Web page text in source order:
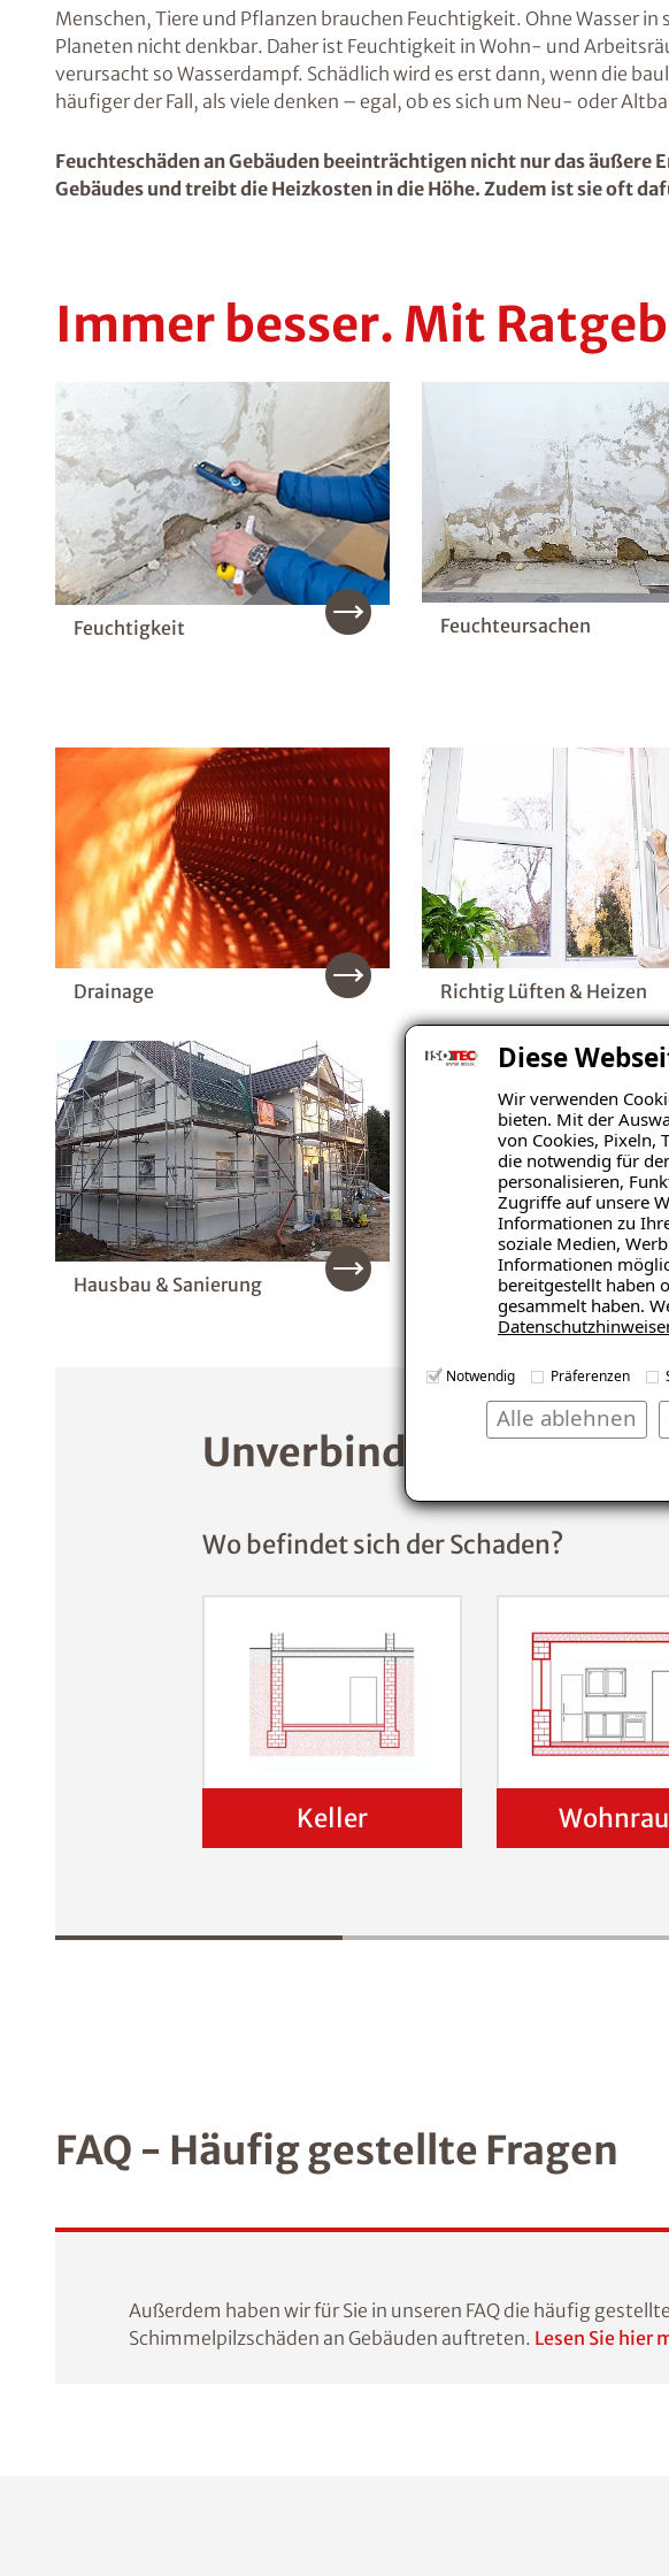
Diese
Wir verwenden
bieten. Mit der
von Cookies, Pixeln,
die notwendig für
personalisieren,
Zugriffe auf unsere
Informationen zu
soziale Medien,
Informationen
bereitgestellt haben
gesammelt haben.
Notwendig Präferenzen
Alle ablehnen
Menschen, Tiere und Pflanzen brauchen Feuchtigkeit. Ohne Wasser
Planeten nicht denkbar. Daher ist Feuchtigkeit in Wohn- und
verursacht so Wasserdampf. Schädlich wird es erst dann, wenn die
häufiger der Fall, als viele denken – egal, ob es sich um Neu- oder
Feuchteschäden an Gebäuden beeinträchtigen nicht nur das
Gebäudes und treibt die Heizkosten in die Höhe. Zudem ist sie oft
Immer besser. Mit
Feuchtigkeit Feuchteursachen
Drainage Richtig Lüften & Heizen
Hausbau & Sanierung Innendämmung
Unverbindliche
Wo befindet sich der Schaden?
Keller
FAQ - Häufig gestellte Fragen
Außerdem haben wir für Sie in unseren FAQ die häufig
Schimmelpilzschäden an Gebäuden auftreten. Lesen Sie hier